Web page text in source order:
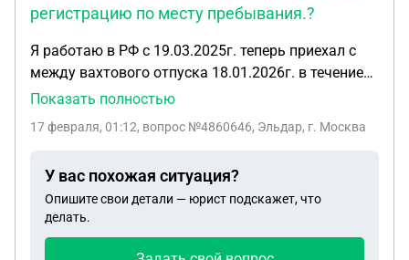
регистрацию по месту пребывания.?
Я работаю в РФ с 19.03.2025г. теперь приехал с
между вахтового отпуска 18.01.2026г. в течение
какого срока Я должен сделать регистрацию по
2025 года , до 18.03. 2026 г. Она действует?
Показать полностью
17 февраля, 01:12, вопрос №4860646, Эльдар, г. Москва
У вас похожая ситуация?
Опишите свои детали — юрист подскажет, что
делать.